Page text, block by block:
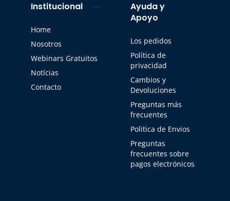
Institucional
Home
Nosotros
Webinars Gratuitos
Notícias
Contacto
Ayuda y
Apoyo
Los pedidos
Política de
privacidad
Cambios y
Devoluciones
Preguntas más
frecuentes
Politica de Envios
Preguntas
frecuentes sobre
pagos electrónicos